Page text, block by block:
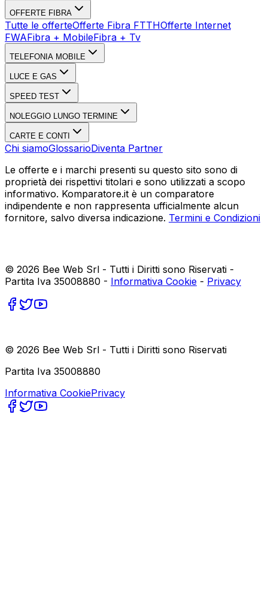
OFFERTE FIBRA
Tutte le offerteOfferte Fibra FTTHOfferte Internet
FWAFibra + MobileFibra + Tv
TELEFONIA MOBILE
LUCE E GAS
SPEED TEST
NOLEGGIO LUNGO TERMINE
CARTE E CONTI
Chi siamoGlossarioDiventa Partner
Le offerte e i marchi presenti su questo sito sono di
proprietà dei rispettivi titolari e sono utilizzati a scopo
informativo. Komparatore.it è un comparatore
indipendente e non rappresenta ufficialmente alcun
fornitore, salvo diversa indicazione. Termini e Condizioni
© 2026 Bee Web Srl - Tutti i Diritti sono Riservati -
Partita Iva 35008880 - Informativa Cookie - Privacy
© 2026 Bee Web Srl - Tutti i Diritti sono Riservati
Partita Iva 35008880
Informativa CookiePrivacy